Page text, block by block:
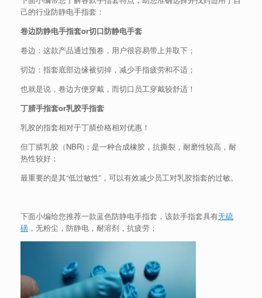
己的行业防静电手指套：
卷边防静电手指套or切口防静电手套
卷边：这款产品通过预卷，用户很容易带上并取下；
切边：指套底部边缘被切掉，减少手指疲劳和不适；
也就是说，卷边方便穿戴，而切口员工穿戴较舒适！
丁腈手指套or乳胶手指套
乳胶的指套相对于丁腈价格相对优惠！
但丁腈乳胶（NBR)：是一种合成橡胶，抗撕裂，耐磨性较高，耐
热性较好；
最重要的是其“低过敏性”，可以有效减少员工对乳胶指套的过敏。
下面小编给您推荐一款蓝色防静电手指套，该款手指套具有无硫
磺 ，无粉尘，防静电，耐溶剂，抗疲劳；